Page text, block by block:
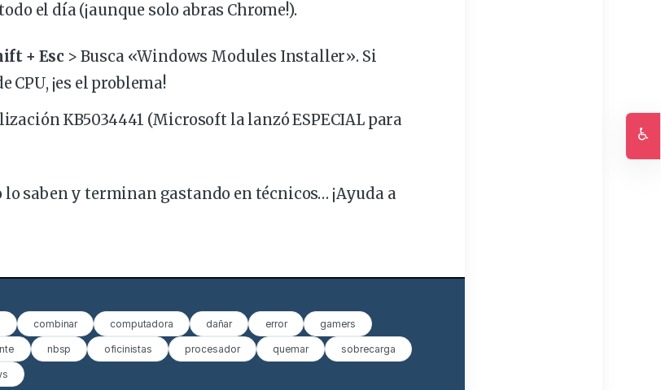
el día(¡aunque solo abras Chrome!).
+ Esc > Busca «Windows Modules Installer». Si
CPU, ¡es el problema!
KB5034441 (Microsoft la lanzó ESPECIAL para
lo saben y terminan gastando en técnicos… ¡Ayuda a
combinar computadora dañar error gamers
nbsp oficinistas procesador quemar sobrecarga
♿